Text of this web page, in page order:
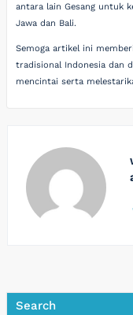
antara lain Gesang untuk
Jawa dan Bali.
Semoga artikel ini
tradisional Indonesia dan
mencintai serta
Search